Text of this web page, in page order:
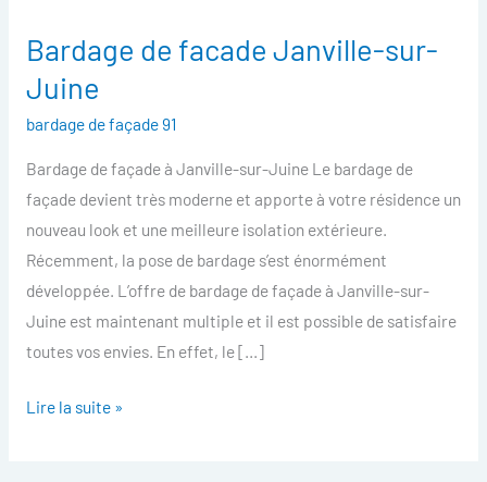
Bardage de facade Janville-sur-
Juine
bardage de façade 91
Bardage de façade à Janville-sur-Juine Le bardage de
façade devient très moderne et apporte à votre résidence un
nouveau look et une meilleure isolation extérieure.
Récemment, la pose de bardage s’est énormément
développée. L’offre de bardage de façade à Janville-sur-
Juine est maintenant multiple et il est possible de satisfaire
toutes vos envies. En effet, le […]
Bardage
de
facade
Janville-
sur-
Juine
Lire la suite »